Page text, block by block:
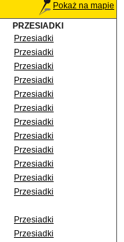
Pokaż na mapie
PRZESIADKI
Przesiadki
Przesiadki
Przesiadki
Przesiadki
Przesiadki
Przesiadki
Przesiadki
Przesiadki
Przesiadki
Przesiadki
Przesiadki
Przesiadki
Przesiadki
Przesiadki